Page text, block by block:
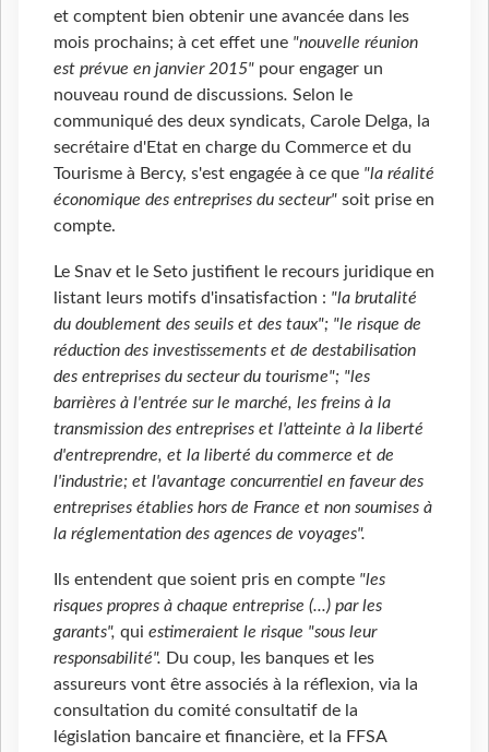
et comptent bien obtenir une avancée dans les
mois prochains; à cet effet une "nouvelle réunion
est prévue en janvier 2015" pour engager un
nouveau round de discussions. Selon le
communiqué des deux syndicats, Carole Delga, la
secrétaire d'Etat en charge du Commerce et du
Tourisme à Bercy, s'est engagée à ce que "la réalité
économique des entreprises du secteur" soit prise en
compte.
Le Snav et le Seto justifient le recours juridique en
listant leurs motifs d'insatisfaction : "la brutalité
du doublement des seuils et des taux"; "le risque de
réduction des investissements et de destabilisation
des entreprises du secteur du tourisme"; "les
barrières à l'entrée sur le marché, les freins à la
transmission des entreprises et l'atteinte à la liberté
d'entreprendre, et la liberté du commerce et de
l'industrie; et l'avantage concurrentiel en faveur des
entreprises établies hors de France et non soumises à
la réglementation des agences de voyages".
Ils entendent que soient pris en compte "les
risques propres à chaque entreprise (...) par les
garants", qui estimeraient le risque "sous leur
responsabilité". Du coup, les banques et les
assureurs vont être associés à la réflexion, via la
consultation du comité consultatif de la
législation bancaire et financière, et la FFSA